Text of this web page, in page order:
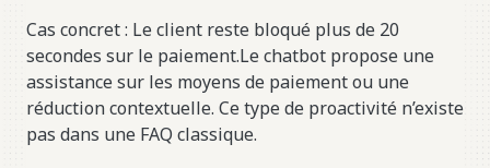
Cas concret : Le client reste bloqué plus de 20
secondes sur le paiement.Le chatbot propose une
assistance sur les moyens de paiement ou une
réduction contextuelle. Ce type de proactivité n’existe
pas dans une FAQ classique.